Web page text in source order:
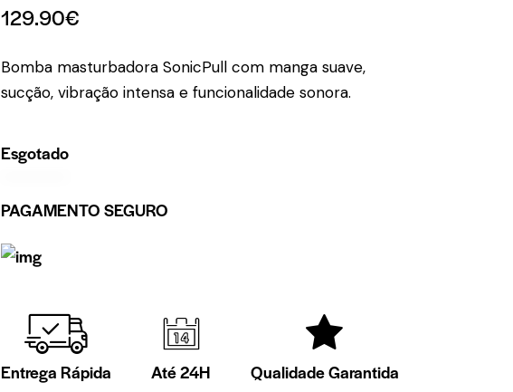
129.90€
Bomba masturbadora SonicPull com manga suave,
sucção, vibração intensa e funcionalidade sonora.
Esgotado
PAGAMENTO SEGURO
Entrega Rápida Até 24H Qualidade Garantida